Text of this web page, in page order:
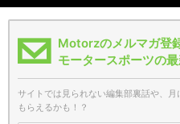
Motorzのメルマガ登
モータースポーツの最
サイトでは見られない編集部裏話や、
もらえるかも！？